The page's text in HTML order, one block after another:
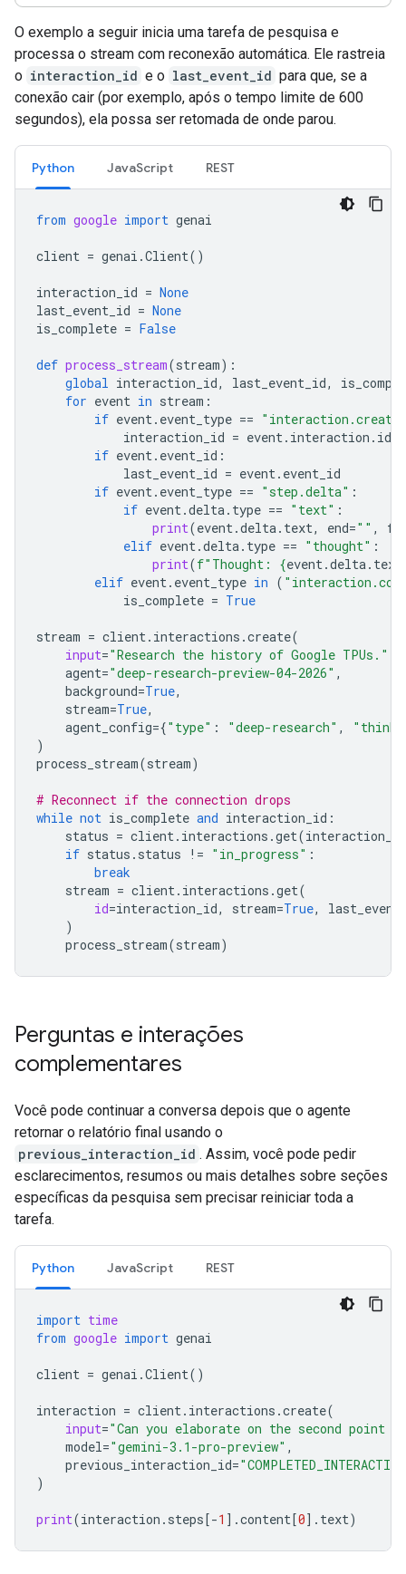
O exemplo a seguir inicia uma tarefa de pesquisa e
processa o stream com reconexão automática. Ele rastreia
o interaction_id e o last_event_id para que, se a
conexão cair (por exemplo, após o tempo limite de 600
segundos), ela possa ser retomada de onde parou.
Python JavaScript REST
from google import genai
client = genai .Client()
interaction_id = None
last_event_id = None
is_complete = False
def process_stream(stream):
global interaction_id, last_event_id,
for event in stream :
if event. event_type ==
interaction_id = event. interaction . id
if event. event_id :
last_event_id = event. event_id
if event. event_type == "step.delta" :
if event.delta. type == "text" :
print(event.delta. text, end="" ,
elif event.delta. type == "thought" :
print(f"Thought: {event.delta. text
elif event. event_type in (
is_complete = True
stream = client. interactions .create(
input="Research the history of Google TPUs."
agent="deep-research-preview-04-2026" ,
background=True,
stream=True,
agent_config={"type" : "deep-research" ,
)
process_stream(stream)
# Reconnect if the connection drops
while not is_complete and interaction_id :
status = client. interactions .get(interaction_id
if status . status != "in_progress" :
break
stream = client. interactions .get(
id=interaction_id, stream=True,
)
process_stream(stream)
Perguntas e interações
complementares
Você pode continuar a conversa depois que o agente
retornar o relatório final usando o
previous_interaction_id . Assim, você pode pedir
esclarecimentos, resumos ou mais detalhes sobre seções
específicas da pesquisa sem precisar reiniciar toda a
tarefa.
Python JavaScript REST
import time
from google import genai
client = genai .Client()
interaction = client. interactions .create(
input="Can you elaborate on the second point
model="gemini-3.1-pro-preview" ,
previous_interaction_id=
)
print(interaction . steps[-1 ] .content[0] . text)